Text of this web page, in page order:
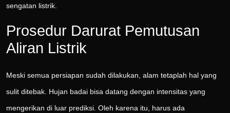
sengatan listrik.
Prosedur Darurat Pemutusan
Aliran Listrik
Meski semua persiapan sudah dilakukan, alam tetaplah hal yang
sulit ditebak. Hujan badai bisa datang dengan intensitas yang
mengerikan di luar prediksi. Oleh karena itu, harus ada